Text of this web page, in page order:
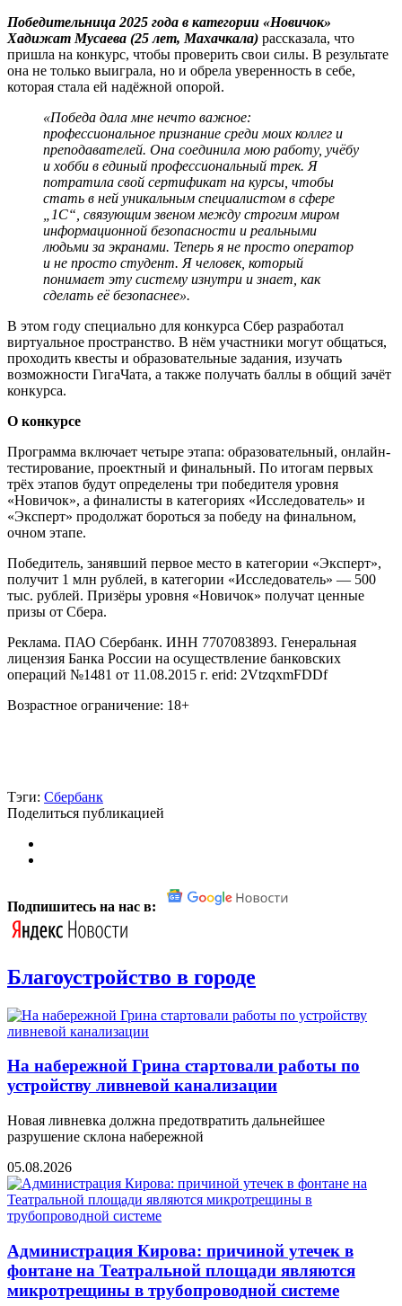
Победительница 2025 года в категории «Новичок»
Хадижат Мусаева (25 лет, Махачкала) рассказала, что
пришла на конкурс, чтобы проверить свои силы. В результате
она не только выиграла, но и обрела уверенность в себе,
которая стала ей надёжной опорой.
«Победа дала мне нечто важное:
профессиональное признание среди моих коллег и
преподавателей. Она соединила мою работу, учёбу
и хобби в единый профессиональный трек. Я
потратила свой сертификат на курсы, чтобы
стать в ней уникальным специалистом в сфере
„1С“, связующим звеном между строгим миром
информационной безопасности и реальными
людьми за экранами. Теперь я не просто оператор
и не просто студент. Я человек, который
понимает эту систему изнутри и знает, как
сделать её безопаснее».
В этом году специально для конкурса Сбер разработал
виртуальное пространство. В нём участники могут общаться,
проходить квесты и образовательные задания, изучать
возможности ГигаЧата, а также получать баллы в общий зачёт
конкурса.
О конкурсе
Программа включает четыре этапа: образовательный, онлайн-
тестирование, проектный и финальный. По итогам первых
трёх этапов будут определены три победителя уровня
«Новичок», а финалисты в категориях «Исследователь» и
«Эксперт» продолжат бороться за победу на финальном,
очном этапе.
Победитель, занявший первое место в категории «Эксперт»,
получит 1 млн рублей, в категории «Исследователь» — 500
тыс. рублей. Призёры уровня «Новичок» получат ценные
призы от Сбера.
Реклама. ПАО Сбербанк. ИНН 7707083893. Генеральная
лицензия Банка России на осуществление банковских
операций №1481 от 11.08.2015 г. erid: 2VtzqxmFDDf
Возрастное ограничение: 18+
Тэги: Сбербанк
Поделиться публикацией
Подпишитесь на нас в:
Благоустройство в городе
На набережной Грина стартовали работы по
устройству ливневой канализации
Новая ливневка должна предотвратить дальнейшее
разрушение склона набережной
05.08.2026
Администрация Кирова: причиной утечек в
фонтане на Театральной площади являются
микротрещины в трубопроводной системе